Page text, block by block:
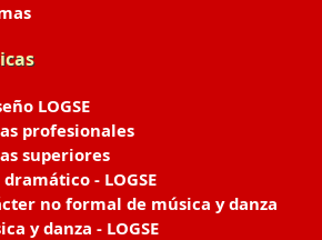
LOGSE
profesionales
superiores
- LOGSE
no formal de música y danza
y danza - LOGSE